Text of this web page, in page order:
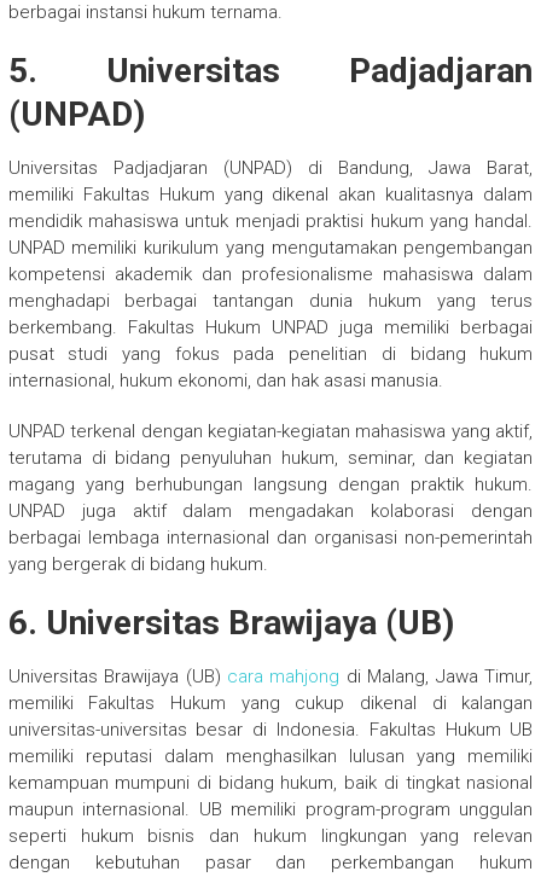
berbagai instansi hukum ternama.
5. Universitas Padjadjaran
(UNPAD)
Universitas Padjadjaran (UNPAD) di Bandung, Jawa Barat,
memiliki Fakultas Hukum yang dikenal akan kualitasnya dalam
mendidik mahasiswa untuk menjadi praktisi hukum yang handal.
UNPAD memiliki kurikulum yang mengutamakan pengembangan
kompetensi akademik dan profesionalisme mahasiswa dalam
menghadapi berbagai tantangan dunia hukum yang terus
berkembang. Fakultas Hukum UNPAD juga memiliki berbagai
pusat studi yang fokus pada penelitian di bidang hukum
internasional, hukum ekonomi, dan hak asasi manusia.
UNPAD terkenal dengan kegiatan-kegiatan mahasiswa yang aktif,
terutama di bidang penyuluhan hukum, seminar, dan kegiatan
magang yang berhubungan langsung dengan praktik hukum.
UNPAD juga aktif dalam mengadakan kolaborasi dengan
berbagai lembaga internasional dan organisasi non-pemerintah
yang bergerak di bidang hukum.
6. Universitas Brawijaya (UB)
Universitas Brawijaya (UB) cara mahjong di Malang, Jawa Timur,
memiliki Fakultas Hukum yang cukup dikenal di kalangan
universitas-universitas besar di Indonesia. Fakultas Hukum UB
memiliki reputasi dalam menghasilkan lulusan yang memiliki
kemampuan mumpuni di bidang hukum, baik di tingkat nasional
maupun internasional. UB memiliki program-program unggulan
seperti hukum bisnis dan hukum lingkungan yang relevan
dengan kebutuhan pasar dan perkembangan hukum